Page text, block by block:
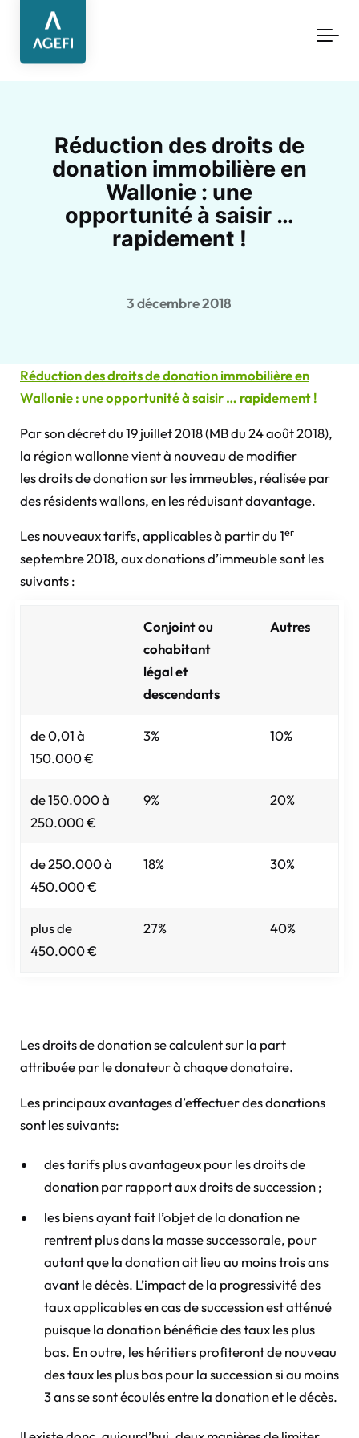
Aller au contenu principal
Réduction des droits de
donation immobilière en
Wallonie : une
opportunité à saisir …
rapidement !
3 décembre 2018
Réduction des droits de donation immobilière en
Wallonie : une opportunité à saisir … rapidement !
Par son décret du 19 juillet 2018 (MB du 24 août 2018),
la région wallonne vient à nouveau de modifier
les droits de donation sur les immeubles, réalisée par
des résidents wallons, en les réduisant davantage.
Les nouveaux tarifs, applicables à partir du 1er
septembre 2018, aux donations d’immeuble sont les
suivants :
Conjoint ou
cohabitant
légalet
descendants
Autres
de 0,01 à
150.000 €
3% 10%
de 150.000 à
250.000 €
9% 20%
de 250.000 à
450.000 €
18% 30%
plus de
450.000 €
27% 40%
Les droits de donation se calculent sur la part
attribuée par le donateur à chaque donataire.
Les principaux avantages d’effectuer des donations
sont les suivants:
des tarifs plus avantageux pour les droits de
donation par rapport aux droits de succession ;
les biens ayant fait l’objet de la donation ne
rentrent plus dans la masse successorale, pour
autant que la donation ait lieu au moins trois ans
avant le décès. L’impact de la progressivité des
taux applicables en cas de succession est atténué
puisque la donation bénéficie des taux les plus
bas. En outre, les héritiers profiteront de nouveau
des taux les plus bas pour la succession si au moins
3 ans se sont écoulés entre la donation et le décès.